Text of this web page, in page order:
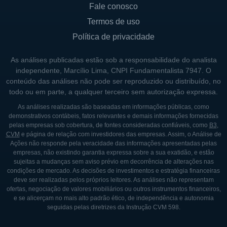
inovação, buscando sempre oferecer
plataformas que facilitem a construção e
gestão de carteiras de investimentos de
CONTROLE E GOVERNANÇA
O Banco Pine opera sob uma estrutura de
controle que envolve diferentes acionistas,
sendo que sua formação acionária é
composta por investidores individuais e
instituições. Essa composição acionária é
fundamental para garantir uma governança
corporativa robusta, que busca sempre a
transparência e a ética nas operações do
banco. O compromisso com as melhores
Fale conosco
Termos de uso
Política de privacidade
As análises publicadas estão sob a responsabilidade do analista
independente, Marcílio Lima, CNPI Fundamentalista 7947. O
conteúdo das análises não pode ser reproduzido ou distribuído, no
todo ou em parte, a qualquer terceiro sem autorização expressa.
As análises realizadas são baseadas em informações públicas, como
demonstrativos contábeis, fatos relevantes e demais informações fornecidas
pelas empresas sob cobertura, de fontes consideradas confiáveis, como B3,
CVM e página de relação com investidores das empresas. Assim, o Análise de
Ações não responde pela veracidade das informações apresentadas pelas
empresas, não existindo garantia expressa sobre a sua exatidão, e estão
sujeitas a mudanças sem aviso prévio em decorrência de alterações nas
condições de mercado. As decisões de investimentos e estratégia financeiras
deve ser realizadas pelos próprios leitores. As análises não representam
ofertas, negociação de valores mobiliários ou outros instrumentos financeiros,
e se alicerçam no mais alto padrão ético, de independência e autonomia
seguidas pelas diretrizes da Instrução CVM 598.